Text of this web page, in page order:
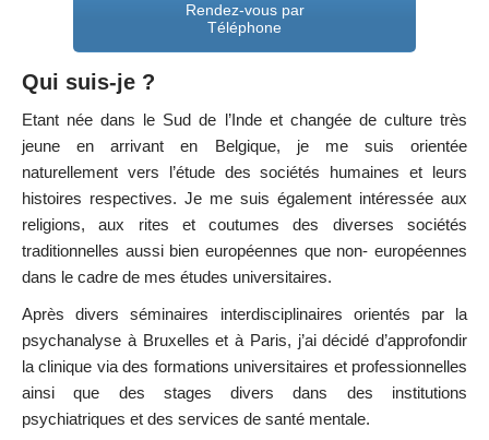
Qui suis-je ?
Etant née dans le Sud de l’Inde et changée de culture très
jeune en arrivant en Belgique, je me suis orientée
naturellement vers l’étude des sociétés humaines et leurs
histoires respectives. Je me suis également intéressée aux
religions, aux rites et coutumes des diverses sociétés
traditionnelles aussi bien européennes que non- européennes
dans le cadre de mes études universitaires.
Après divers séminaires interdisciplinaires orientés par la
psychanalyse à Bruxelles et à Paris, j’ai décidé d’approfondir
la clinique via des formations universitaires et professionnelles
ainsi que des stages divers dans des institutions
psychiatriques et des services de santé mentale.
Rendez-vous par
Téléphone